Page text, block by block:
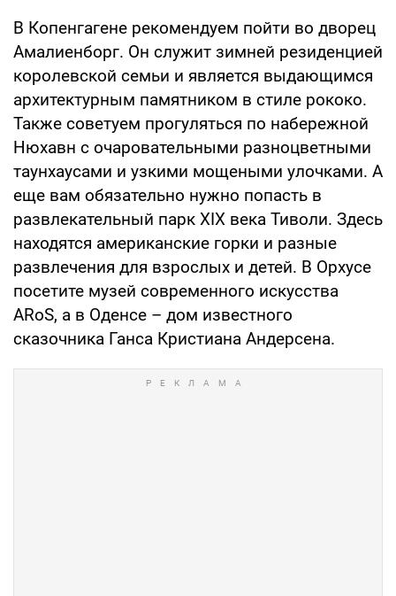
В Копенгагене рекомендуем пойти во дворец
Амалиенборг. Он служит зимней резиденцией
королевской семьи и является выдающимся
архитектурным памятником в стиле рококо.
Также советуем прогуляться по набережной
Нюхавн с очаровательными разноцветными
таунхаусами и узкими мощеными улочками. А
еще вам обязательно нужно попасть в
развлекательный парк XIX века Тиволи. Здесь
находятся американские горки и разные
развлечения для взрослых и детей. В Орхусе
посетите музей современного искусства
ARoS, а в Оденсе – дом известного
сказочника Ганса Кристиана Андерсена.